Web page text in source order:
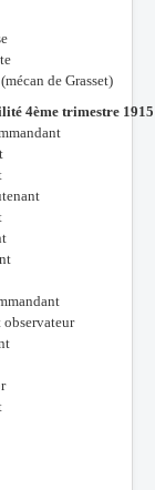
de Grasset)
4ème trimestre 1915